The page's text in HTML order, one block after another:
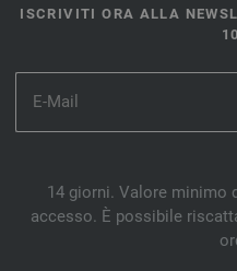
ISCRIVITI ORA ALLA
14 giorni. Valore minimo
accesso. È possibile